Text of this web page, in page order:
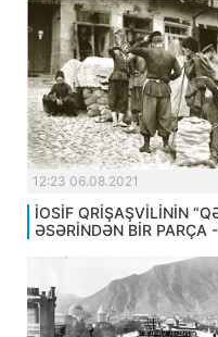
12:23 06.08.2021
İOSİF QRİŞAŞVİLİNİN
ƏSƏRİNDƏN BİR PARÇA